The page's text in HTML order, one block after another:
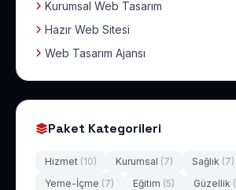
Kurumsal Web Tasarım
Hazır Web Sitesi
Web Tasarım Ajansı
Paket Kategorileri
Hizmet (10) Kurumsal (7) Sağlık (7)
Yeme-İçme (7) Eğitim (5) Güzellik